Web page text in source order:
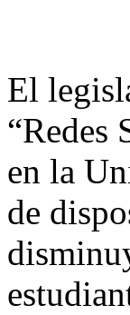
El
“Redes
en la
de